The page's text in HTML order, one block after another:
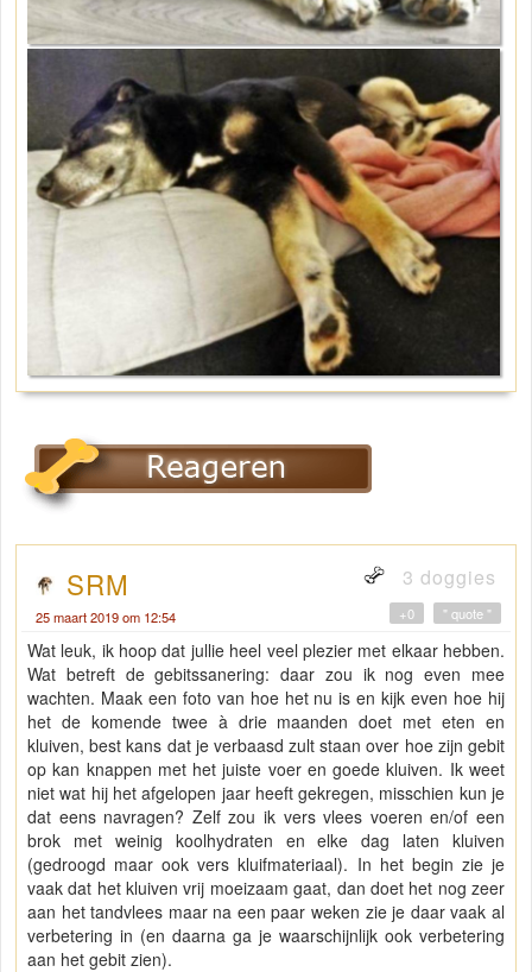
SRM 3 doggies
25 maart 2019 om 12:54 " quote "
+0
Wat leuk, ik hoop dat jullie heel veel plezier met elkaar hebben.
Wat betreft de gebitssanering: daar zou ik nog even mee
wachten. Maak een foto van hoe het nu is en kijk even hoe hij
het de komende twee à drie maanden doet met eten en
kluiven, best kans dat je verbaasd zult staan over hoe zijn gebit
op kan knappen met het juiste voer en goede kluiven. Ik weet
niet wat hij het afgelopen jaar heeft gekregen, misschien kun je
dat eens navragen? Zelf zou ik vers vlees voeren en/of een
brok met weinig koolhydraten en elke dag laten kluiven
(gedroogd maar ook vers kluifmateriaal). In het begin zie je
vaak dat het kluiven vrij moeizaam gaat, dan doet het nog zeer
aan het tandvlees maar na een paar weken zie je daar vaak al
verbetering in (en daarna ga je waarschijnlijk ook verbetering
aan het gebit zien).